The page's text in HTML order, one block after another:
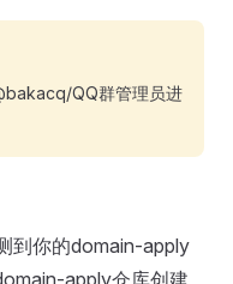
QQ群管理员进
到你的domain-apply
apply仓库创建